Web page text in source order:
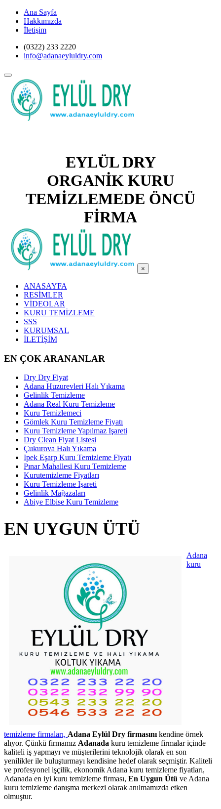
Ana Sayfa
Hakkımızda
İletişim
(0322) 233 2220
info@adanaeyluldry.com
EYLÜL DRY
ORGANİK KURU
TEMİZLEMEDE ÖNCÜ
FİRMA
×
ANASAYFA
RESİMLER
VİDEOLAR
KURU TEMİZLEME
SSS
KURUMSAL
İLETİŞİM
EN ÇOK ARANANLAR
Dry Dry Fiyat
Adana Huzurevleri Halı Yıkama
Gelinlik Temizleme
Adana Real Kuru Temizleme
Kuru Temizlemeci
Gömlek Kuru Temizleme Fiyatı
Kuru Temizleme Yapılmaz Işareti
Dry Clean Fiyat Listesi
Çukurova Halı Yıkama
Ipek Eşarp Kuru Temizleme Fiyatı
Pınar Mahallesi Kuru Temizleme
Kurutemizleme Fiyatları
Kuru Temizleme Işareti
Gelinlik Mağazaları
Abiye Elbise Kuru Temizleme
EN UYGUN ÜTÜ
Adana
kuru
temizleme firmaları, Adana Eylül Dry firmasını kendine örnek
alıyor. Çünkü firmamız Adanada kuru temizleme firmalar içinde
kaliteli iş yapmayı ve müşterilerini teknolojik olarak en son
yenilikler ile buluşturmayı kendisine hedef olarak seçmiştir. Kaliteli
ve profesyonel işçilik, ekonomik Adana kuru temizleme fiyatları,
Adanada en iyi kuru temizleme firması, En Uygun Ütü ve Adana
kuru temizleme danışma merkezi olarak anılmamızda etken
olmuştur.